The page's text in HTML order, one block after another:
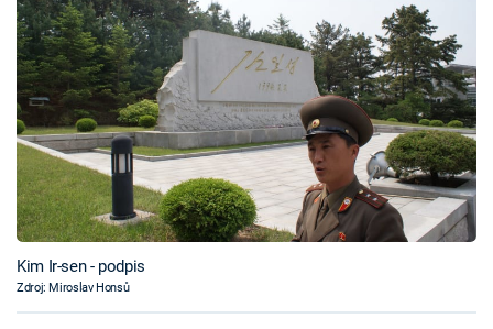
Kim Ir-sen - podpis
Zdroj: Miroslav Honsů